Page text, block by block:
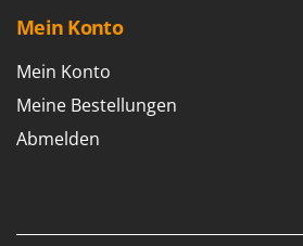
Volpi
W
Waldner
Weber
Mein Konto
Mein Konto
Meine Bestellungen
Abmelden